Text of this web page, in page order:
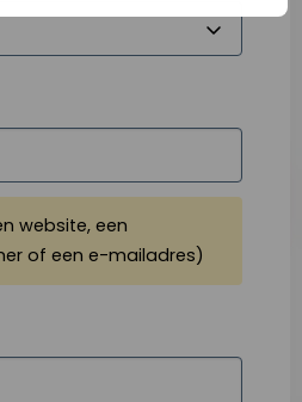
website, een
of een e-mailadres)